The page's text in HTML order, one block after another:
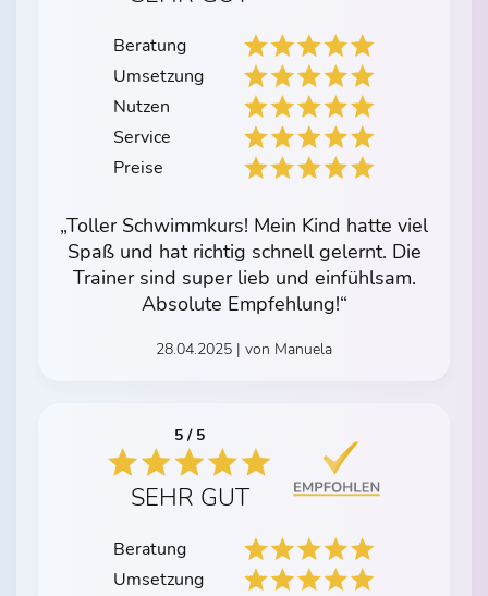
Beratung
Umsetzung
Nutzen
Service
Preise
„Toller Schwimmkurs! Mein Kind hatte viel
Spaß und hat richtig schnell gelernt. Die
Trainer sind super lieb und einfühlsam.
Absolute Empfehlung!“
28.04.2025 | von Manuela
5 / 5
SEHR GUT
Beratung
Umsetzung